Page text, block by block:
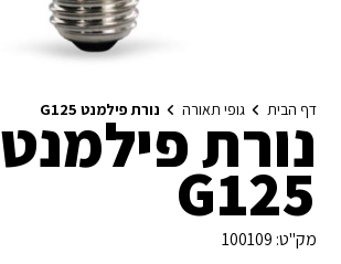
דף הבית גופי תאורה נורת פילמנט G125
נורת פילמנט
G125
מק"ט: 100109